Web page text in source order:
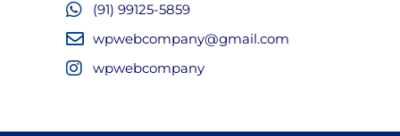
(91) 99125-5859
wpwebcompany@gmail.com
wpwebcompany